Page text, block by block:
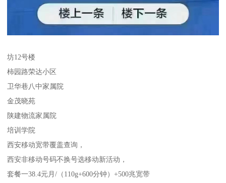
坊12号楼
柿园路荣达小区
卫华巷八中家属院
金茂晓苑
陕建物流家属院
培训学院
西安移动宽带覆盖查询，
西安非移动号码不换号选移动新活动，
套餐一38.4元月/（110g+600分钟）+500兆宽带